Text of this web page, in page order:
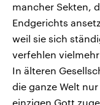
mancher Sekten,
Endgerichts
weil sie sich
verfehlen
In älteren
die ganze Welt
einzigen Gott